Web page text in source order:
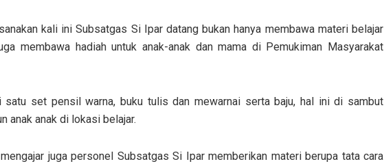
kali ini Subsatgas Si Ipar datang bukan hanya membawa materi belajar
membawa hadiah untuk anak-anak dan mama di Pemukiman Masyarakat
satu set pensil warna, buku tulis dan mewarnai serta baju, hal ini di sambut
anak anak di lokasi belajar.
juga personel Subsatgas Si Ipar memberikan materi berupa tata cara